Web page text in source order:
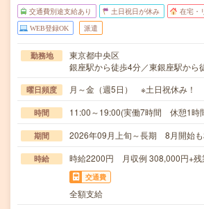
交通費別途支給あり 土日祝日が休み 在宅・
WEB登録OK 派遣
勤務地
東京都中央区
銀座駅から徒歩4分／東銀座駅から
曜日頻度 月～金（週5日） ※土日祝休み！
時間 11:00～19:00(実働7時間 休憩1時
期間 2026年09月上旬～長期 8月開始
時給 時給2200円 月収例 308,000円+残
交通費
全額支給